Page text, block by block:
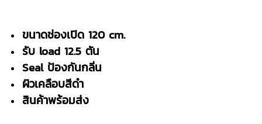
ขนาดช่องเปิด 120 cm.
รับ load 12.5 ตัน
Seal ป้องกันกลิ่น
ผิวเคลือบสีดำ
สินค้าพร้อมส่ง